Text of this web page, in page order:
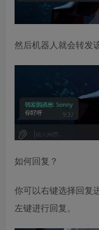
然后机器人就会转发
如何回复？
你可以右键选择回复
左键进行回复。